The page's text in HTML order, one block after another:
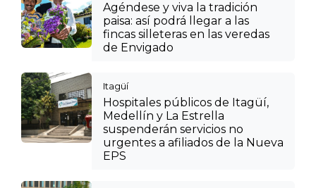
Agéndese y viva la tradición
paisa: así podrá llegar a las
fincas silleteras en las veredas
de Envigado
Itagüí
Hospitales públicos de Itagüí,
Medellín y La Estrella
suspenderán servicios no
urgentes a afiliados de la Nueva
EPS